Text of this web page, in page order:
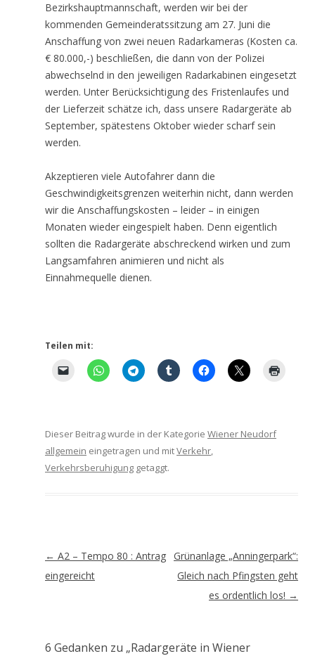
Bezirkshauptmannschaft, werden wir bei der
kommenden Gemeinderatssitzung am 27. Juni die
Anschaffung von zwei neuen Radarkameras (Kosten ca.
€ 80.000,-) beschließen, die dann von der Polizei
abwechselnd in den jeweiligen Radarkabinen eingesetzt
werden. Unter Berücksichtigung des Fristenlaufes und
der Lieferzeit schätze ich, dass unsere Radargeräte ab
September, spätestens Oktober wieder scharf sein
werden.
Akzeptieren viele Autofahrer dann die
Geschwindigkeitsgrenzen weiterhin nicht, dann werden
wir die Anschaffungskosten – leider – in einigen
Monaten wieder eingespielt haben. Denn eigentlich
sollten die Radargeräte abschreckend wirken und zum
Langsamfahren animieren und nicht als
Einnahmequelle dienen.
Teilen mit:
Dieser Beitrag wurde in der Kategorie Wiener Neudorf
allgemein eingetragen und mitVerkehr,
Verkehrsberuhigung getaggt.
Artikel-
Navigation
← A2 – Tempo 80 : Antrag
eingereicht
Grünanlage „Anningerpark“:
Gleich nach Pfingsten geht
es ordentlich los! →
6 Gedanken zu „Radargeräte in Wiener